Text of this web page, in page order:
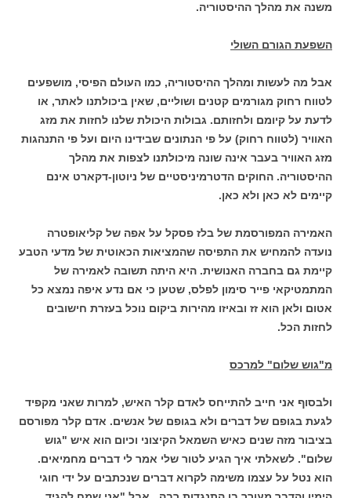
משנה את מהלך ההיסטוריה.
השפעת הגורם השולי
אבל מה לעשות ומהלך ההיסטוריה, כמו העולם הפיסי, מושפעים
לטווח רחוק מגורמים קטנים ושוליים, שאין ביכולתנו לאתר, או
לדעת על קיומם ולחזותם. גבולות היכולת שלנו לחזות את מזג
האוויר (לטווח רחוק) על פי הנתונים שבידינו היום ועל פי התנהגות
מזג האוויר בעבר אינה שונה מיכולתנו לצפות את מהלך
ההיסטוריה. החוקים הדטרמיניסטיים של ניוטון-דקארט אינם
קיימים לא כאן ולא כאן.
האמירה המפורסמת של בלז פסקל על אפה של קליאופטרה
נועדה להמחיש את התפיסה שהמציאות הכאוטית של מדעי הטבע
קיימת גם בחברה האנושית. היא היתה תשובה לאמירה של
המתמטיקאי פייר סימון לפלס, שטען כי אם נדע איפה נמצא כל
אטום ולאן הוא זז ובאיזו מהירות ביקום נוכל בעזרת חישובים
לחזות הכל.
מ"גוש שלום" למרכס
ולבסוף אני חייב להתייחס לאדם קלר האיש, למרות שאני מקפיד
לגעת בגופם של דברים ולא בגופם של אנשים. אדם קלר מפורסם
בציבור מזה שנים כאיש השמאל הקיצוני וכיום הוא איש "גוש
שלום". לשאלתי איך הגיע לטור שלי אמר לי דברים מחמיאים.
הוא נטל על עצמו משימה לקרוא דברים שנכתבים על ידי חוגי